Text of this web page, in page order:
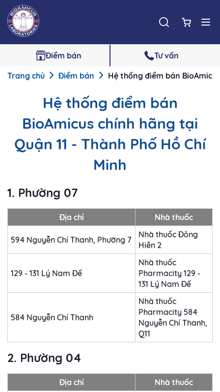
Điểm bán Tư vấn
Trang chủ Điểm bán Hệ thống điểm bán
Hệ thống điểm bán
BioAmicus chính hãng tại
Quận 11 - Thành Phố Hồ Chí
Minh
1. Phường 07
Địa chỉ Nhà thuốc
594 Nguyễn Chí Thanh, Phường 7
Nhà thuốc Đông
Hiền 2
129 - 131 Lý Nam Đế
Nhà thuốc
Pharmacity 129 -
131 Lý Nam Đế
584 Nguyễn Chí Thanh
Nhà thuốc
Pharmacity 584
Nguyễn Chí Thanh,
Q11
2. Phường 04
Địa chỉ Nhà thuốc